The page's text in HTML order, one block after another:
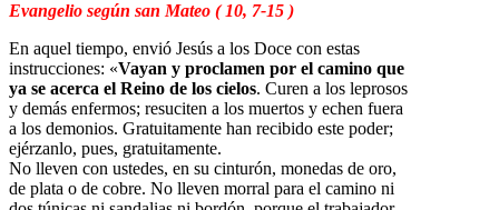
Evangelio según san Mateo ( 10, 7-15 )
En aquel tiempo, envió Jesús a los Doce con estas
instrucciones: «Vayan y proclamen por el camino que
ya se acerca el Reino de los cielos. Curen a los leprosos
y demás enfermos; resuciten a los muertos y echen fuera
a los demonios. Gratuitamente han recibido este poder;
ejérzanlo, pues, gratuitamente.
No lleven con ustedes, en su cinturón, monedas de oro,
de plata o de cobre. No lleven morral para el camino ni